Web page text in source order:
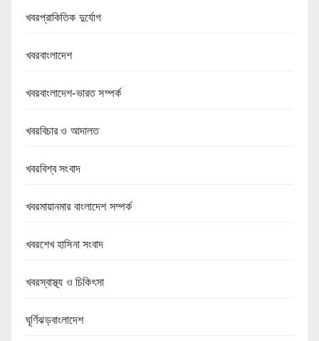
খবরপ্রাকিতিক দুর্যোগ
খবরবাংলাদেশ
খবরবাংলাদেশ-ভারত সম্পর্ক
খবরবিচার ও আদালত
খবরবিশ্ব সংবাদ
খবরমায়ানমার বাংলাদেশ সম্পর্ক
খবরশেখ হাসিনা সংবাদ
খবরস্বাস্থ্য ও চিকিৎসা
ঘূর্ণিঝড়বাংলাদেশ